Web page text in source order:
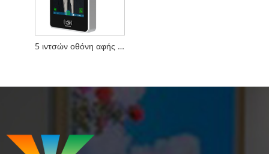
5 ιντσών οθόνη αφής οθόνης προσώπου Linux Linux